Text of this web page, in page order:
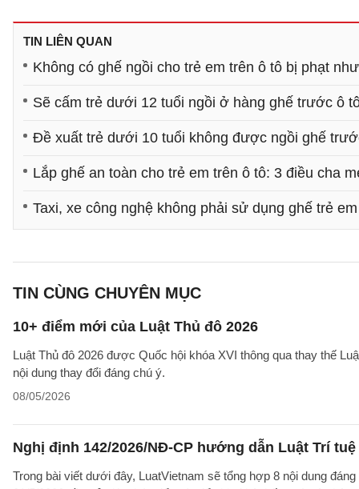
TIN LIÊN QUAN
Không có ghế ngồi cho trẻ em trên ô tô bị phạt
Sẽ cấm trẻ dưới 12 tuổi ngồi ở hàng ghế trước ô
Đề xuất trẻ dưới 10 tuổi không được ngồi ghế
Lắp ghế an toàn cho trẻ em trên ô tô: 3 điều cha
Taxi, xe công nghệ không phải sử dụng ghế trẻ
TIN CÙNG CHUYÊN MỤC
10+ điểm mới của Luật Thủ đô 2026
Luật Thủ đô 2026 được Quốc hội khóa XVI thông qua thay thế
nội dung thay đổi đáng chú ý.
08/05/2026
Nghị định 142/2026/NĐ-CP hướng dẫn Luật Trí
Trong bài viết dưới đây, LuatVietnam sẽ tổng hợp 8 nội dung